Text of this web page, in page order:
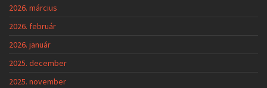
2026. március
2026. február
2026. január
2025. december
2025. november